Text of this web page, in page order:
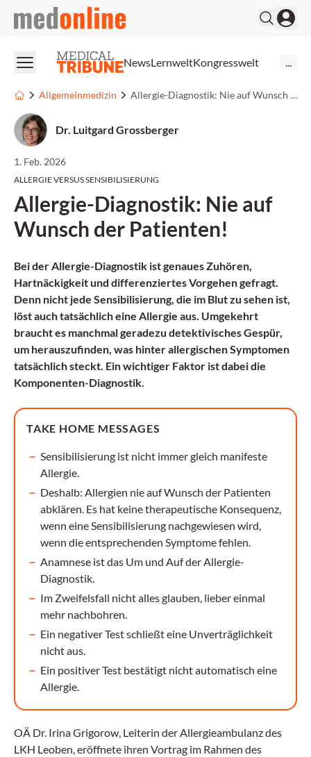
medonline
NewsLernweltKongresswelt
Allgemeinmedizin Allergie-Diagnostik: Nie auf Wunsch der Patienten!
Dr. Luitgard Grossberger
1. Feb. 2026
ALLERGIE VERSUS SENSIBILISIERUNG
Allergie-Diagnostik: Nie auf
Wunsch der Patienten!
Bei der Allergie-Diagnostik ist genaues Zuhören,
Hartnäckigkeit und differenziertes Vorgehen gefragt.
Denn nicht jede Sensibilisierung, die im Blut zu sehen ist,
löst auch tatsächlich eine Allergie aus. Umgekehrt
braucht es manchmal geradezu detektivisches Gespür,
um herauszufinden, was hinter allergischen Symptomen
tatsächlich steckt. Ein wichtiger Faktor ist dabei die
Komponenten-Diagnostik.
TAKE HOME MESSAGES
Sensibilisierung ist nicht immer gleich manifeste
Allergie.
Deshalb: Allergien nie auf Wunsch der Patienten
abklären. Es hat keine therapeutische Konsequenz,
wenn eine Sensibilisierung nachgewiesen wird,
wenn die entsprechenden Symptome fehlen.
Anamnese ist das Um und Auf der Allergie-
Diagnostik.
Im Zweifelsfall nicht alles glauben, lieber einmal
mehr nachbohren.
Ein negativer Test schließt eine Unverträglichkeit
nicht aus.
Ein positiver Test bestätigt nicht automatisch eine
Allergie.
OÄ Dr. Irina Grigorow, Leiterin der Allergieambulanz des
LKH Leoben, eröffnete ihren Vortrag im Rahmen des